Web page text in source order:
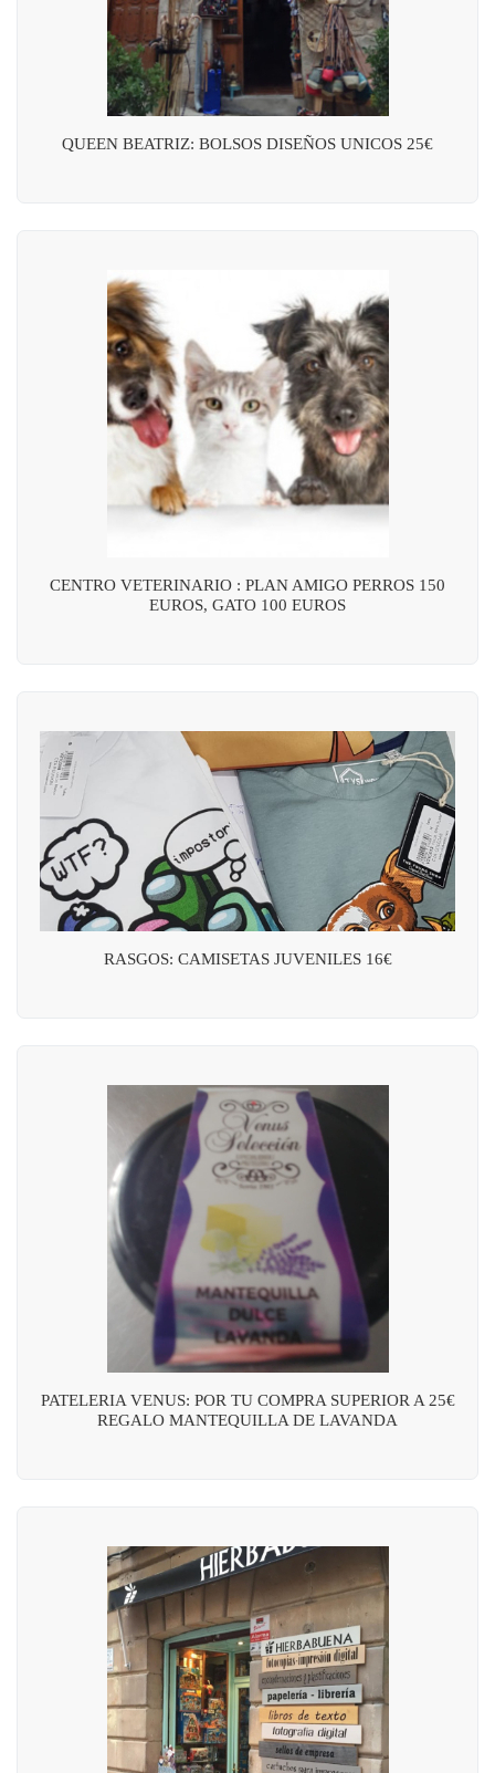
QUEEN BEATRIZ: BOLSOS DISEÑOS UNICOS 25€
CENTRO VETERINARIO : PLAN AMIGO PERROS 150
EUROS, GATO 100 EUROS
RASGOS: CAMISETAS JUVENILES 16€
PATELERIA VENUS: POR TU COMPRA SUPERIOR A 25€
REGALO MANTEQUILLA DE LAVANDA